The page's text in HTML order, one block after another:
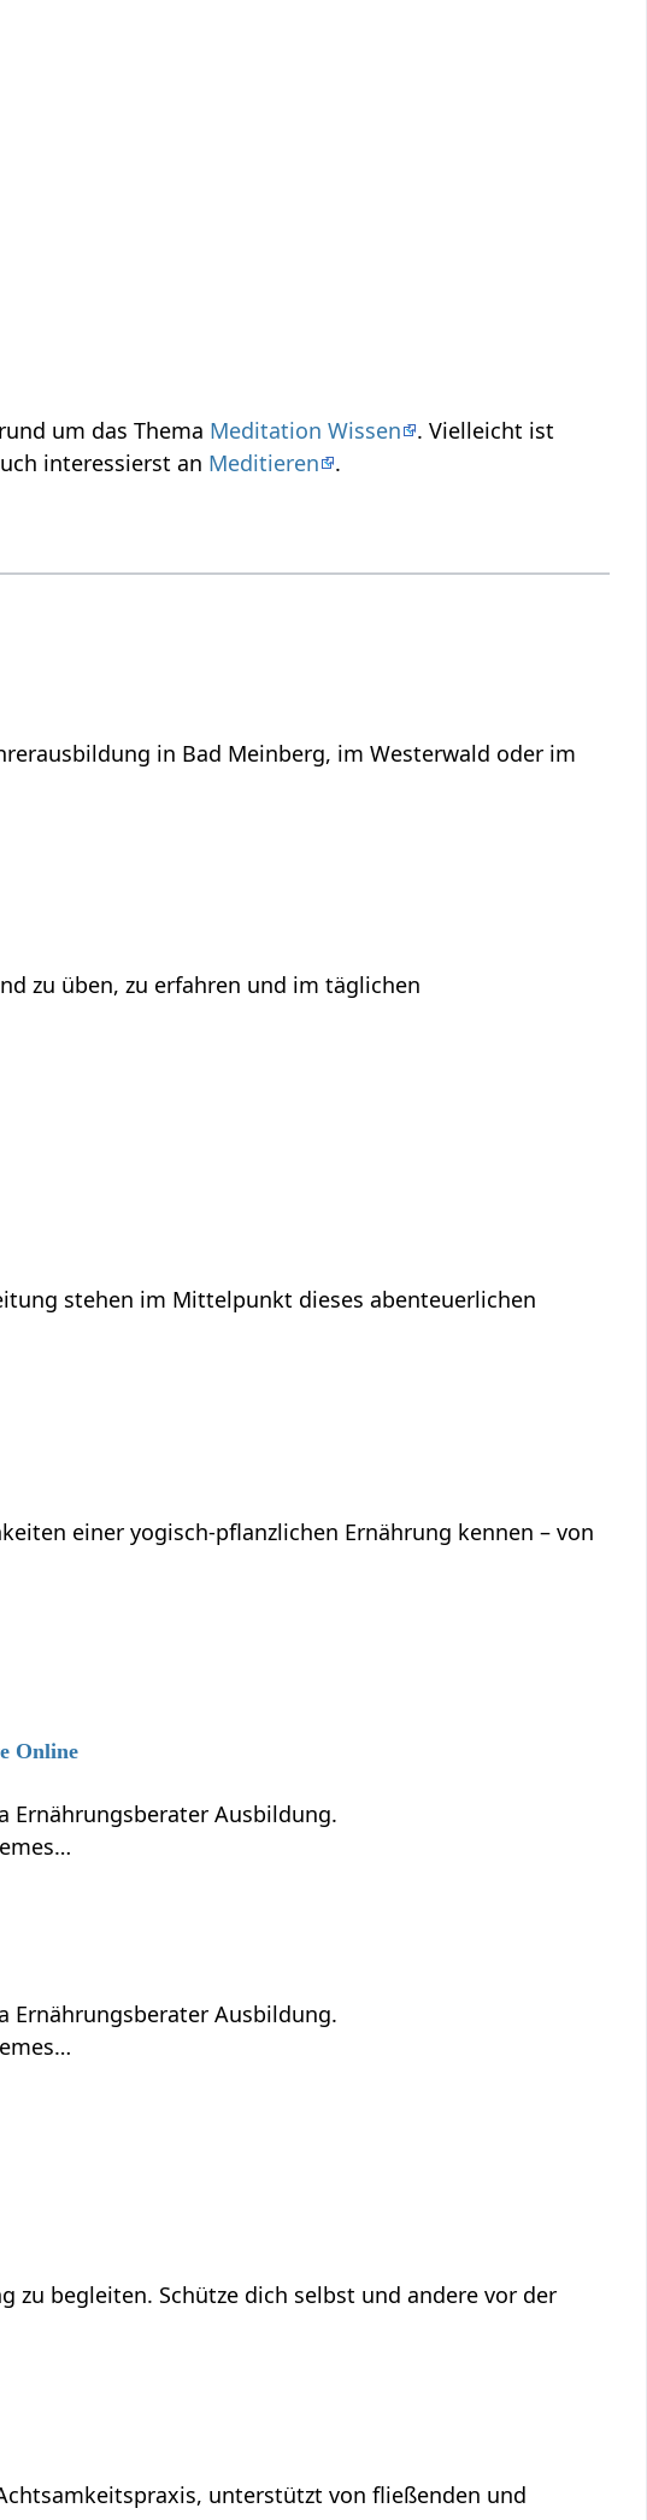
um das Thema Meditation Wissen
. Vielleicht ist
interessierst an Meditieren .
in Bad Meinberg, im Westerwald oder im
zu üben, zu erfahren und im täglichen
stehen im Mittelpunkt dieses abenteuerlichen
einer yogisch-pflanzlichen Ernährung kennen – von
Online
Ernährungsberater Ausbildung.
Ernährungsberater Ausbildung.
zu begleiten. Schütze dich selbst und andere vor der
unterstützt von fließenden und